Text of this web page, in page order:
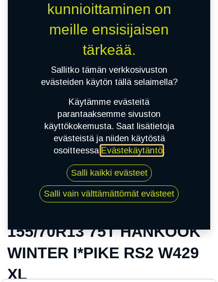
155/70R13 75T HANKOOK WINTER I*PIKE RS2
W429 XL
155/70R13 75T HANKOOK
WINTER I*PIKE RS2 W429
XL
kunnioittaminen on
meille ensisijaisen
tärkeää.
Sallitko tämän verkkosivuston
evästeiden käytön tällä selaimella?
Käytämme evästeitä
parantaaksemme sivuston
käyttökokemusta. Saat lisätietoja
evästeistä ja niiden käytöstä
osoitteessa Evästekäytäntö.
Salli kaikki evästeet
Salli vain välttämättömät evästeet